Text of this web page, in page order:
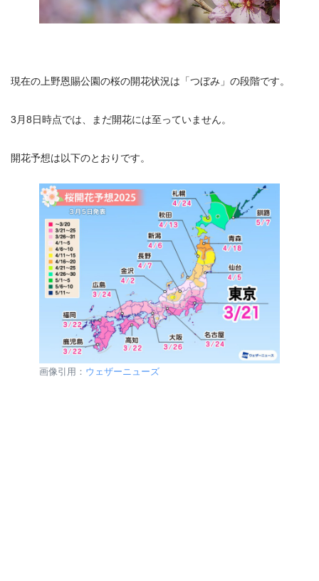
現在の上野恩賜公園の桜の開花状況は「つぼみ」の段階です。
3月8日時点では、まだ開花には至っていません。
開花予想は以下のとおりです。
画像引用： ウェザーニューズ